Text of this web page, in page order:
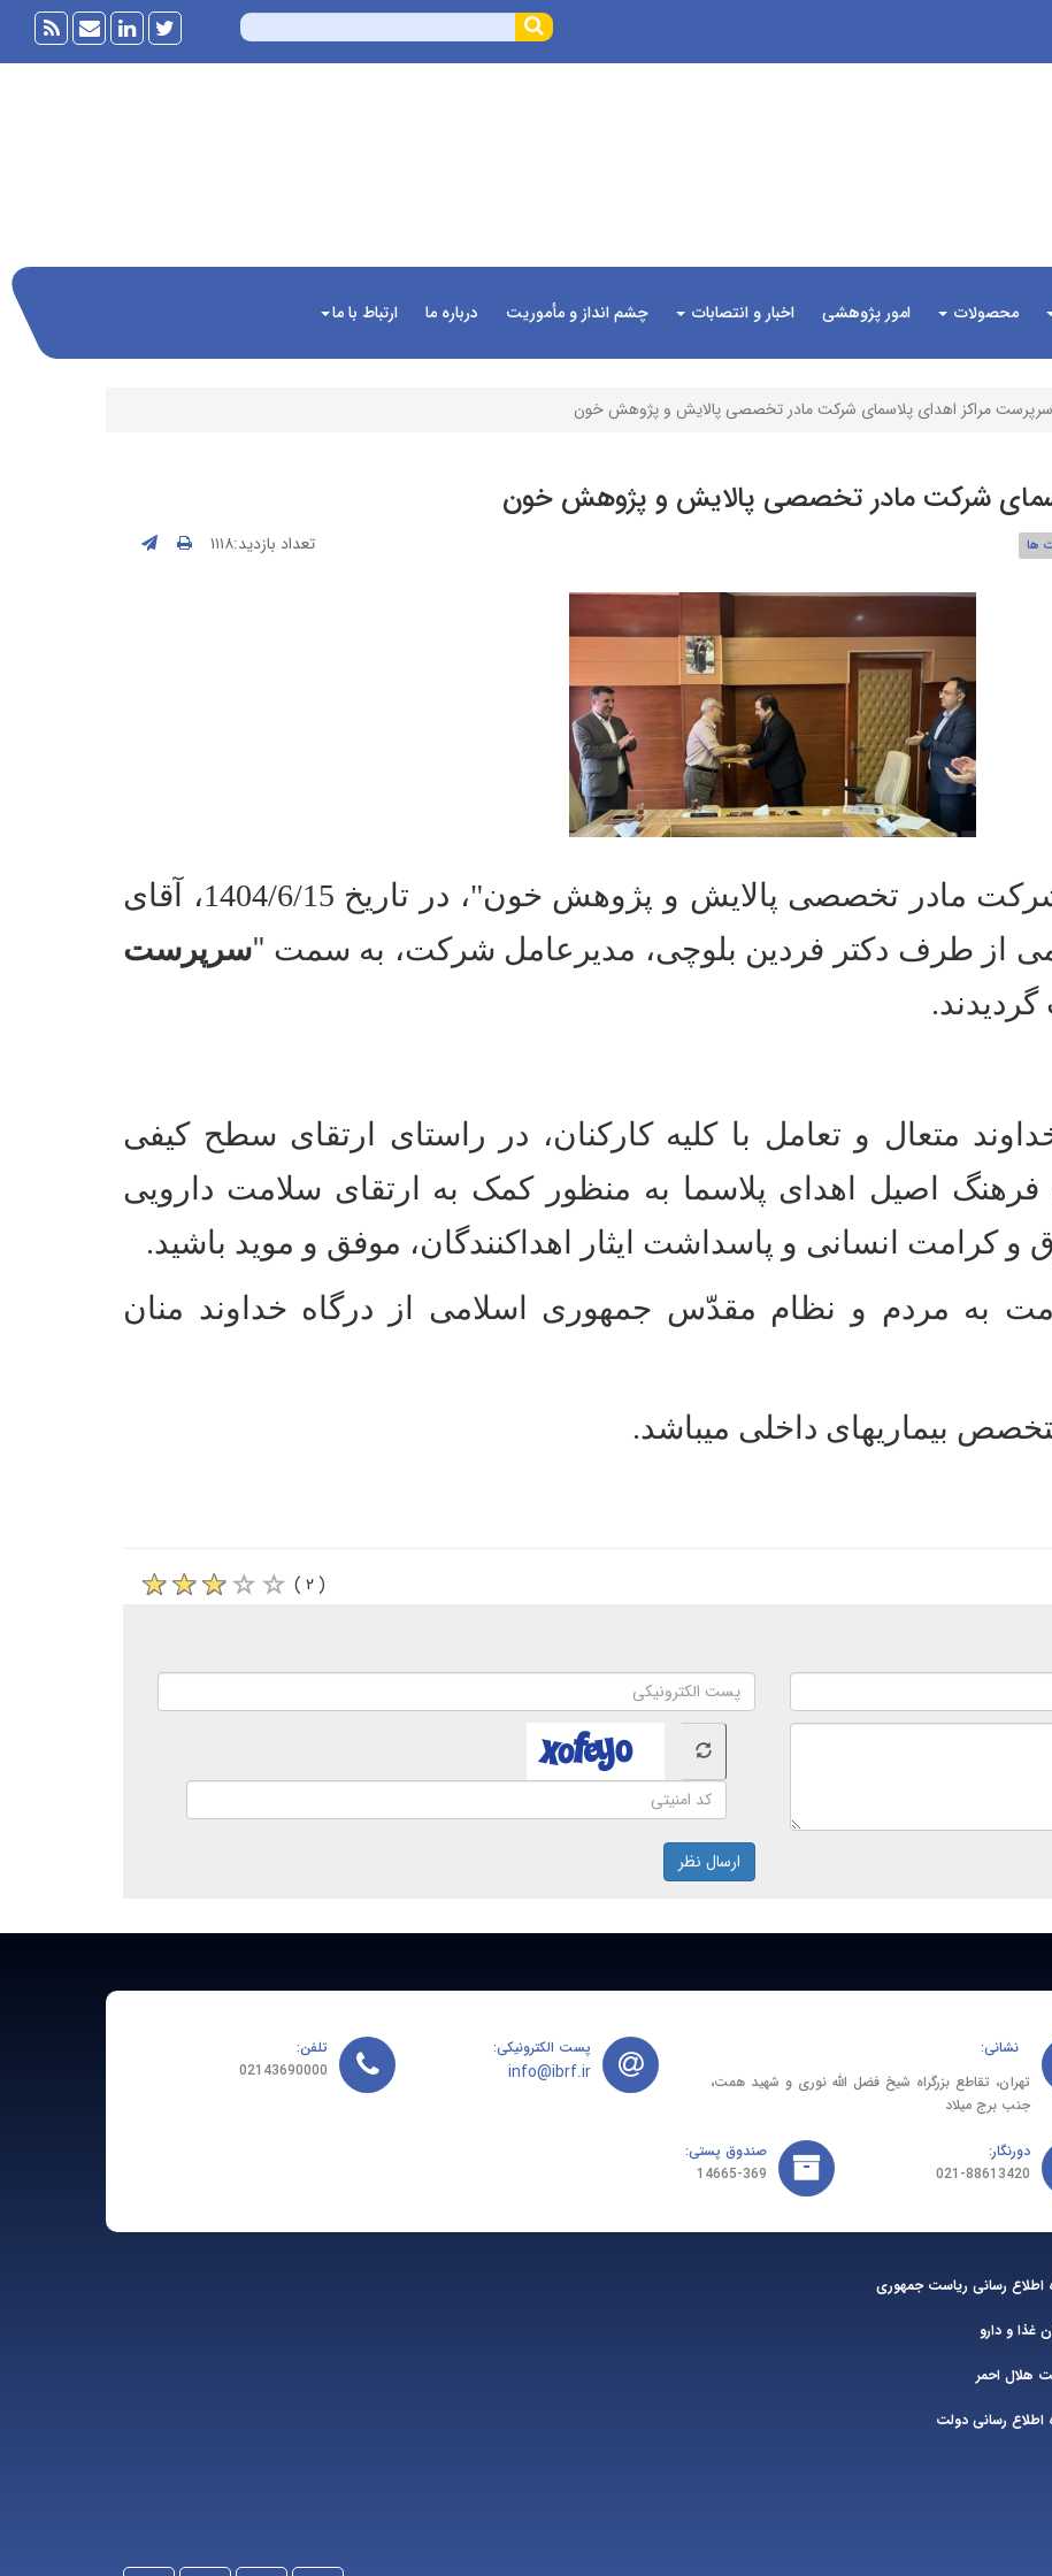
محصولات امور پژوهشی اخبار و انتصابات چشم انداز و مأموریت درباره ما ارتباط با ما
مراکز اهدای پلاسمای شرکت مادر تخصصی پالایش و پژوهش خون
شرکت مادر تخصصی پالایش و پژوهش خون
ها تعداد بازدید:۱۱۱۸
به گزارش روابط عمومی "شرکت مادر تخصصی پالایش و پژوهش خون"، در تاریخ 1404/6/15، آقای
از طرف دکتر فردین بلوچی، مدیرعامل شرکت، به سمت "سرپرست
متعال و تعامل با کلیه کارکنان، در راستای ارتقای سطح کیفی
فرهنگ اصیل اهدای پلاسما به منظور کمک به ارتقای سلامت دارویی
کرامت انسانی و پاسداشت ایثار اهداکنندگان، موفق و موید باشید.
به مردم و نظام مقدّس جمهوری اسلامی از درگاه خداوند منان
بیماری­های داخلی می­باشد.
( ۲ )
ارسال نظر
نشانی:
تهران، تقاطع بزرگراه شیخ فضل الله نوری و شهید همت،
جنب برج میلاد
پست الکترونیکی:
info@ibrf.ir
تلفن:
02143690000
دورنگار:
021-88613420
صندوق پستی:
14665-369
اطلاع رسانی ریاست جمهوری
غذا و دارو
هلال احمر
اطلاع رسانی دولت